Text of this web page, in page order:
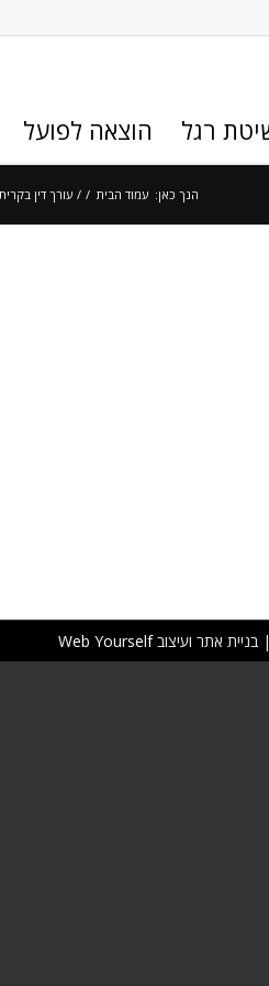
רגל הוצאה לפועל
הנך כאן: עמוד הבית /
/ עורך דין
| בניית אתר ועיצובWeb Yourself